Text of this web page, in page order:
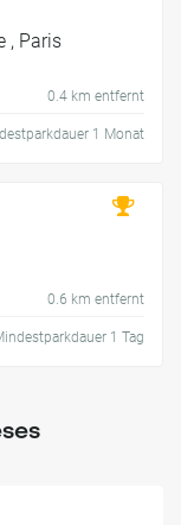
, Paris
0.4 km entfernt
1 Monat
0.6 km entfernt
1 Tag